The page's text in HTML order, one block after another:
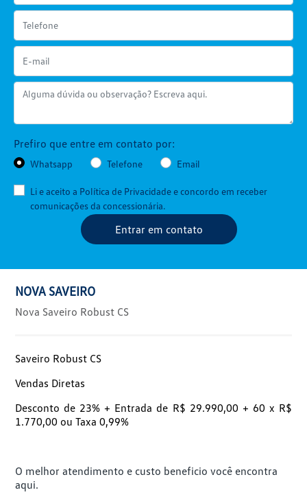
Prefiro que entre em contato por:
Whatsapp Telefone Email
Li e aceito a Política de Privacidadee concordo em receber
comunicações da concessionária.
Entrar em contato
NOVA SAVEIRO
Nova Saveiro Robust CS
Saveiro Robust CS
Vendas Diretas
Desconto de 23% + Entrada de R$ 29.990,00 + 60 x R$
1.770,00 ou Taxa 0,99%
O melhor atendimento e custo beneficio você encontra
aqui.